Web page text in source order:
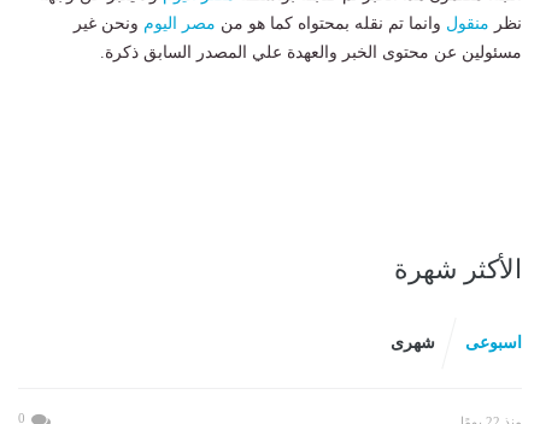
نظر منقول وانما تم نقله بمحتواه كما هو من مصر اليوم ونحن غير
مسئولين عن محتوى الخبر والعهدة علي المصدر السابق ذكرة.
الأكثر شهرة
اسبوعى شهرى
0